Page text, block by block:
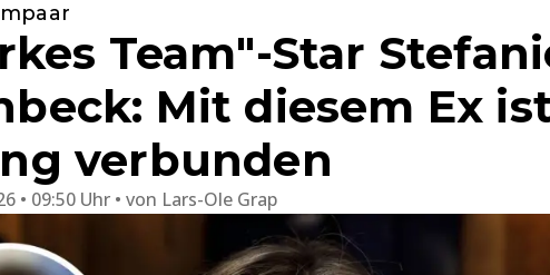
Team"-Star
Mit diesem Ex
verbunden
• 09:50 Uhr von Lars-Ole Grap